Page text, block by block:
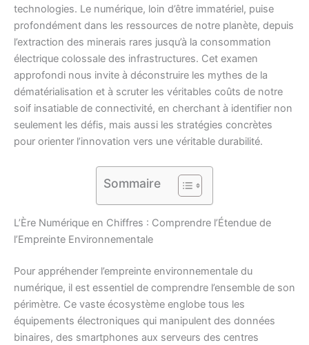
technologies. Le numérique, loin d’être immatériel, puise
profondément dans les ressources de notre planète, depuis
l’extraction des minerais rares jusqu’à la consommation
électrique colossale des infrastructures. Cet examen
approfondi nous invite à déconstruire les mythes de la
dématérialisation et à scruter les véritables coûts de notre
soif insatiable de connectivité, en cherchant à identifier non
seulement les défis, mais aussi les stratégies concrètes
pour orienter l’innovation vers une véritable durabilité.
Sommaire
L’Ère Numérique en Chiffres : Comprendre l’Étendue de
l’Empreinte Environnementale
Pour appréhender l’empreinte environnementale du
numérique, il est essentiel de comprendre l’ensemble de son
périmètre. Ce vaste écosystème englobe tous les
équipements électroniques qui manipulent des données
binaires, des smartphones aux serveurs des centres